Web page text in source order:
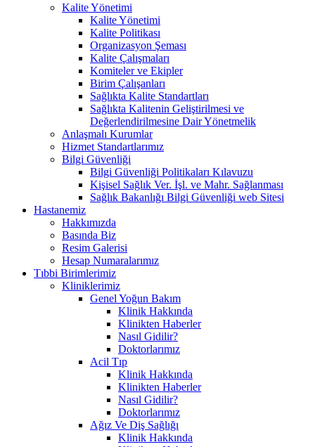
Kalite Yönetimi
Kalite Yönetimi
Kalite Politikası
Organizasyon Şeması
Kalite Çalışmaları
Komiteler ve Ekipler
Birim Çalışanları
Sağlıkta Kalite Standartları
Sağlıkta Kalitenin Geliştirilmesi ve
Değerlendirilmesine Dair Yönetmelik
Anlaşmalı Kurumlar
Hizmet Standartlarımız
Bilgi Güvenliği
Bilgi Güvenliği Politikaları Kılavuzu
Kişisel Sağlık Ver. İşl. ve Mahr. Sağlanması
Sağlık Bakanlığı Bilgi Güvenliği web Sitesi
Hastanemiz
Hakkımızda
Basında Biz
Resim Galerisi
Hesap Numaralarımız
Tıbbi Birimlerimiz
Kliniklerimiz
Genel Yoğun Bakım
Klinik Hakkında
Klinikten Haberler
Nasıl Gidilir?
Doktorlarımız
Acil Tıp
Klinik Hakkında
Klinikten Haberler
Nasıl Gidilir?
Doktorlarımız
Ağız Ve Diş Sağlığı
Klinik Hakkında